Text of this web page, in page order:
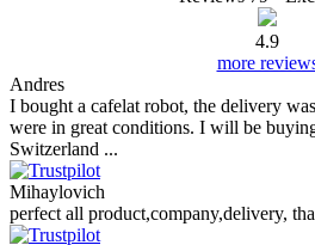
4.9
more
Andres
I bought a cafelat robot, the delivery
were in great conditions. I will be
Switzerland ...
Mihaylovich
perfect all product,company,delivery,